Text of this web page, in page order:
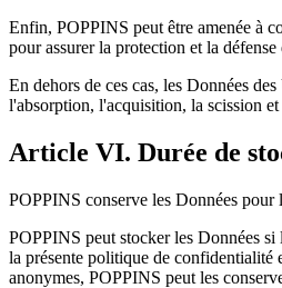
Enfin, POPPINS peut être amenée à
pour assurer la protection et la
En dehors de ces cas, les Données
l'absorption, l'acquisition, la scission
Article VI. Durée de
POPPINS conserve les Données pour
POPPINS peut stocker les Données si
la présente politique de confidentialité
anonymes, POPPINS peut les